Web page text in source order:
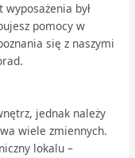
był
pomocy w
się z naszymi
jednak należy
wiele zmiennych.
lokalu –